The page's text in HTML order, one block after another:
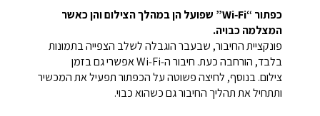
כפתור “Wi‑Fi” שפועל הן במהלך הצילום והן כאשר
המצלמה כבויה.
פונקציית החיבור, שבעבר הוגבלה לשלב הצפייה בתמונות
בלבד, הורחבה כעת. חיבור ה‑Wi‑Fi אפשרי גם בזמן
צילום. בנוסף, לחיצה פשוטה על הכפתור תפעיל את המכשיר
ותתחיל את תהליך החיבור גם כשהוא כבוי.